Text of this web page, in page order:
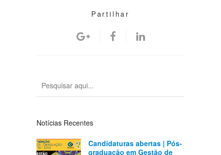
Partilhar
Notícias Recentes
Candidaturas abertas | Pós-
graduação em Gestão de